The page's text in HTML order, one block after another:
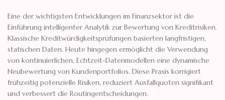
Eine der wichtigsten Entwicklungen im Finanzsektor ist die
Einführung intelligenter Analytik zur Bewertung von Kreditrisiken.
Klassische Kreditwürdigkeitsprüfungen basierten langfristigen,
statischen Daten. Heute hingegen ermöglicht die Verwendung
von kontinuierlichen, Echtzeit-Datenmodellen eine dynamische
Neubewertung von Kundenportfolios. Diese Praxis korrigiert
frühzeitig potenzielle Risiken, reduziert Ausfallquoten signifikant
und verbessert die Routingentscheidungen.